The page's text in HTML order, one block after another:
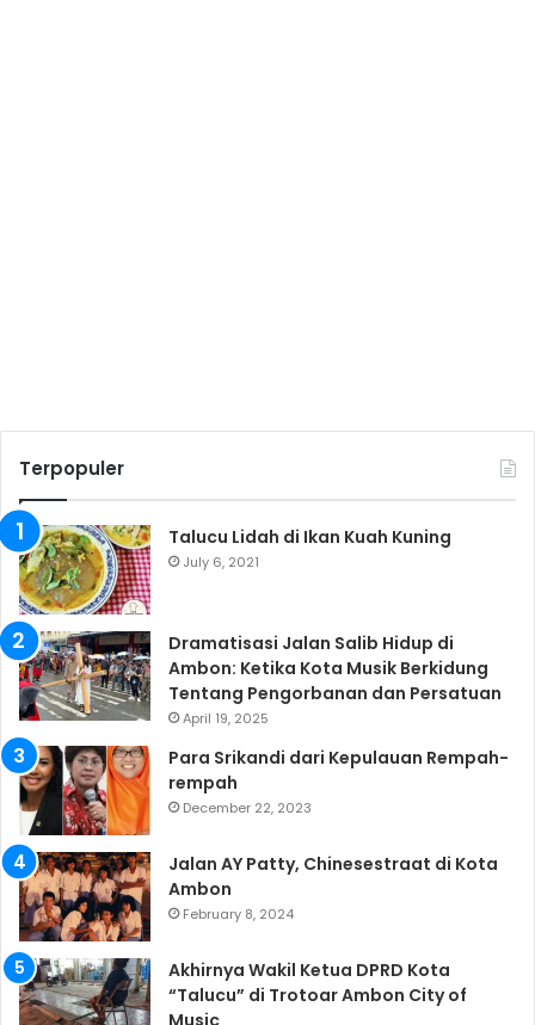
Terpopuler
Talucu Lidah di Ikan Kuah Kuning
July 6, 2021
Dramatisasi Jalan Salib Hidup di
Ambon: Ketika Kota Musik Berkidung
Tentang Pengorbanan dan Persatuan
April 19, 2025
Para Srikandi dari Kepulauan Rempah-
rempah
December 22, 2023
Jalan AY Patty, Chinesestraat di Kota
Ambon
February 8, 2024
Akhirnya Wakil Ketua DPRD Kota
“Talucu” di Trotoar Ambon City of
Music